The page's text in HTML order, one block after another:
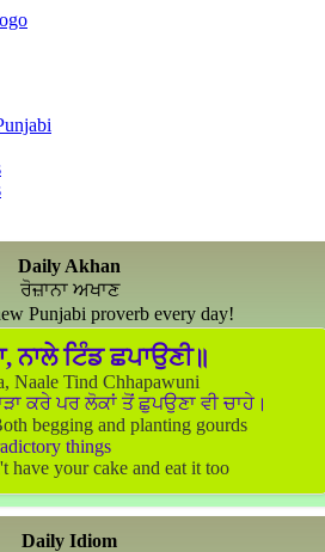
Daily Akhan
ਰੋਜ਼ਾਨਾ ਅਖਾਣ
Punjabi proverb every day!
ਨਾਲੇ ਟਿੰਡ ਛਪਾਉਣੀ॥
Naale Tind Chhapawuni
ਕਰੇ ਪਰ ਲੋਕਾਂ ਤੋਂ ਛੁਪਉਣਾ ਵੀ ਚਾਹੇ।
begging and planting gourds
things
have your cake and eat it too
Daily Idiom